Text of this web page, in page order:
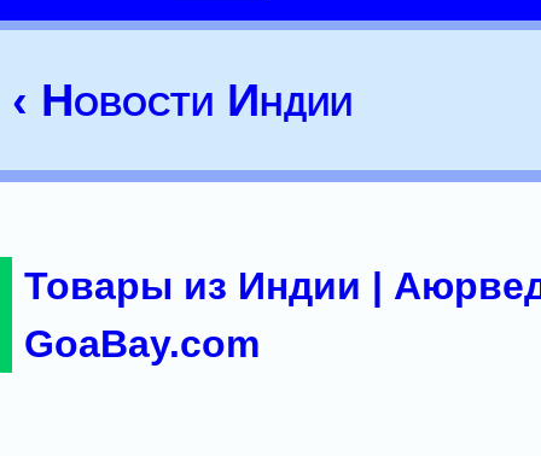
‹ Новости Индии
Товары из Индии |
GoaBay.com